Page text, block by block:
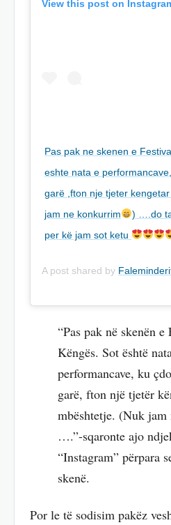
View this post on
Pas pak ne skenen e
eshte nata e
garë ,fton nje tjeter
jam ne konkurrim
) ….do
per kë jam sot ketu
A post shared by
“Pas pak në skenën
Këngës. Sot është
performancave, ku
garë, fton një tjetër
mbështetje. (Nuk
….”-sqaronte ajo
“Instagram” përpara
skenë.
Por le të sodisim pakëz